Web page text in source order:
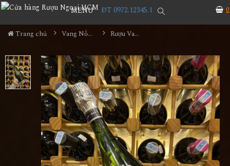
0
MENU ĐT 0972.12345.1
Trang chủ Vang Nổ / Champagne Rượu Vang Sủi Segura Viudas Brut Reserva Heredad